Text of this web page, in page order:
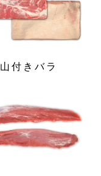
山付きバラ